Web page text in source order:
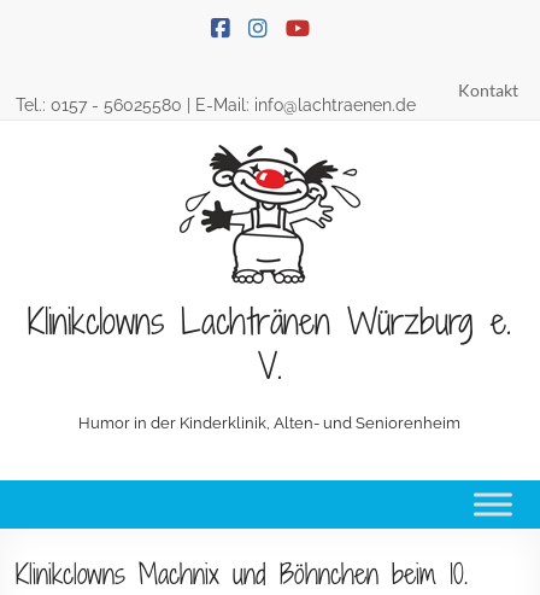
Tel.:0157 - 56025580 | E-Mail: info@lachtraenen.de
Kontakt
Klinikclowns Lachtränen Würzburg e.
V.
Humor in der Kinderklinik, Alten- und Seniorenheim
Klinikclowns Machnix und Böhnchen beim 10.